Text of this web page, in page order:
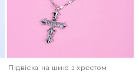
Підвіска на шию з хрестом